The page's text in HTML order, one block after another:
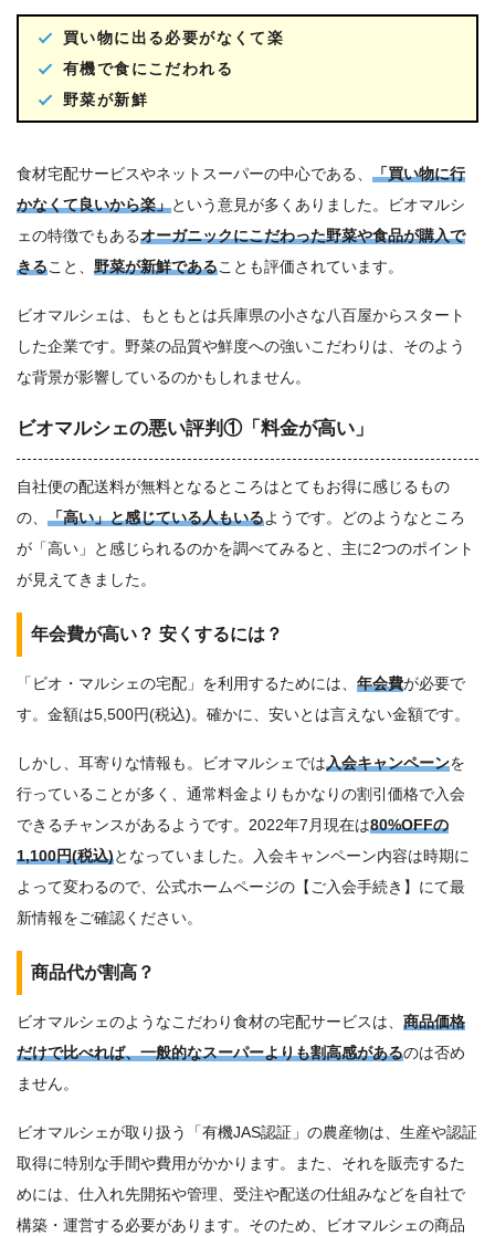
買い物に出る必要がなくて楽
有機で食にこだわれる
野菜が新鮮
食材宅配サービスやネットスーパーの中心である、 「買い物に行
かなくて良いから楽」という意見が多くありました。ビオマルシ
ェの特徴でもあるオーガニックにこだわった野菜や食品が購入で
きること、 野菜が新鮮であることも評価されています。
ビオマルシェは、もともとは兵庫県の小さな八百屋からスタート
した企業です。野菜の品質や鮮度への強いこだわりは、そのよう
な背景が影響しているのかもしれません。
ビオマルシェの悪い評判①「料金が高い」
自社便の配送料が無料となるところはとてもお得に感じるもの
の、 「高い」と感じている人もいるようです。どのようなところ
が「高い」と感じられるのかを調べてみると、主に2つのポイント
が見えてきました。
年会費が高い？ 安くするには？
「ビオ・マルシェの宅配」を利用するためには、 年会費が必要で
す。金額は5,500円(税込)。確かに、安いとは言えない金額です。
しかし、耳寄りな情報も。ビオマルシェでは入会キャンペーンを
行っていることが多く、通常料金よりもかなりの割引価格で入会
できるチャンスがあるようです。2022年7月現在は80%OFFの
1,100円(税込)となっていました。入会キャンペーン内容は時期に
よって変わるので、公式ホームページの【ご入会手続き】にて最
新情報をご確認ください。
商品代が割高？
ビオマルシェのようなこだわり食材の宅配サービスは、 商品価格
だけで比べれば、一般的なスーパーよりも割高感があるのは否め
ません。
ビオマルシェが取り扱う「有機JAS認証」の農産物は、生産や認証
取得に特別な手間や費用がかかります。また、それを販売するた
めには、仕入れ先開拓や管理、受注や配送の仕組みなどを自社で
構築・運営する必要があります。そのため、ビオマルシェの商品